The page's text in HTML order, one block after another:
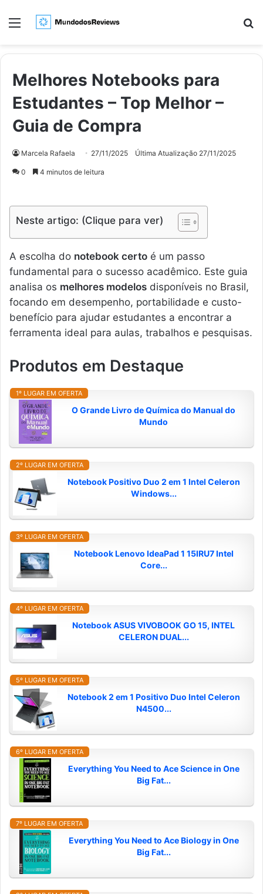
Menu
Melhores Notebooks para
Estudantes – Top Melhor –
Guia de Compra
Marcela Rafaela 27/11/2025 Última Atualização 27/11/2025
0 4 minutos de leitura
Neste artigo: (Clique para ver)
A escolha do notebook certo é um passo
fundamental para o sucesso acadêmico. Este guia
analisa os melhores modelos disponíveis no Brasil,
focando em desempenho, portabilidade e custo-
benefício para ajudar estudantes a encontrar a
ferramenta ideal para aulas, trabalhos e pesquisas.
Produtos em Destaque
1º LUGAR EM OFERTA
O Grande Livro de Química do Manual do
Mundo
2º LUGAR EM OFERTA
Notebook Positivo Duo 2 em 1 Intel Celeron
Windows...
3º LUGAR EM OFERTA
Notebook Lenovo IdeaPad 1 15IRU7 Intel
Core...
4º LUGAR EM OFERTA
Notebook ASUS VIVOBOOK GO 15, INTEL
CELERON DUAL...
5º LUGAR EM OFERTA
Notebook 2 em 1 Positivo Duo Intel Celeron
N4500...
6º LUGAR EM OFERTA
Everything You Need to Ace Science in One
Big Fat...
7º LUGAR EM OFERTA
Everything You Need to Ace Biology in One
Big Fat...